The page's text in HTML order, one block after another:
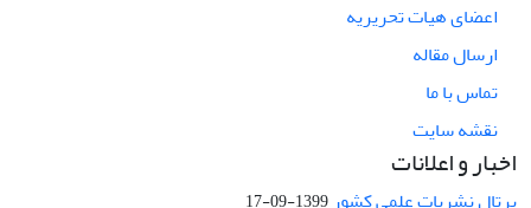
اعضای هیات تحریریه
ارسال مقاله
تماس با ما
نقشه سایت
اخبار و اعلانات